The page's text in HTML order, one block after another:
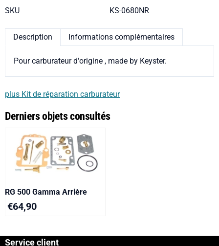
SKU
KS-0680NR
Description Informations complémentaires
Pour carburateur d'origine , made by Keyster.
plus Kit de réparation carburateur
Derniers objets consultés
RG 500 Gamma Arrière
€64,90
Service client